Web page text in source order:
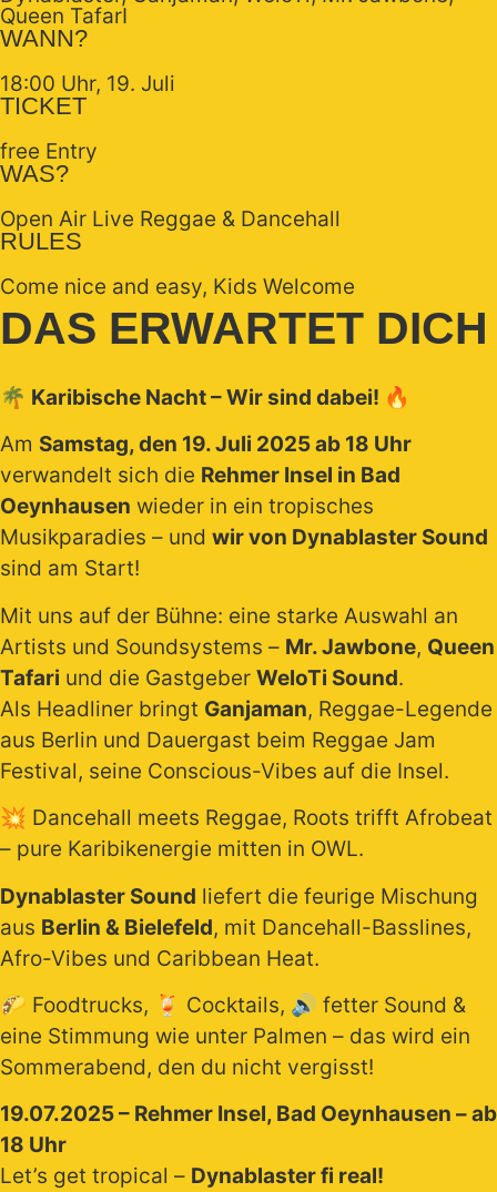
Queen TafarI
WANN?
18:00 Uhr, 19. Juli
TICKET
free Entry
WAS?
Open Air Live Reggae & Dancehall
RULES
Come nice and easy, Kids Welcome
DAS ERWARTET DICH
🌴 Karibische Nacht – Wir sind dabei! 🔥
Am Samstag, den 19. Juli 2025 ab 18 Uhr
verwandelt sich die Rehmer Insel in Bad
Oeynhausen wieder in ein tropisches
Musikparadies – und wir von Dynablaster Sound
sind am Start!
Mit uns auf der Bühne: eine starke Auswahl an
Artists und Soundsystems – Mr. Jawbone, Queen
Tafari und die Gastgeber WeloTi Sound.
Als Headliner bringt Ganjaman, Reggae-Legende
aus Berlin und Dauergast beim Reggae Jam
Festival, seine Conscious-Vibes auf die Insel.
💥 Dancehall meets Reggae, Roots trifft Afrobeat
– pure Karibikenergie mitten in OWL.
Dynablaster Sound liefert die feurige Mischung
aus Berlin & Bielefeld, mit Dancehall-Basslines,
Afro-Vibes und Caribbean Heat.
🌮 Foodtrucks, 🍹 Cocktails, 🔊 fetter Sound &
eine Stimmung wie unter Palmen – das wird ein
Sommerabend, den du nicht vergisst!
19.07.2025 – Rehmer Insel, Bad Oeynhausen – ab
18 Uhr
Let’s get tropical – Dynablaster fi real!